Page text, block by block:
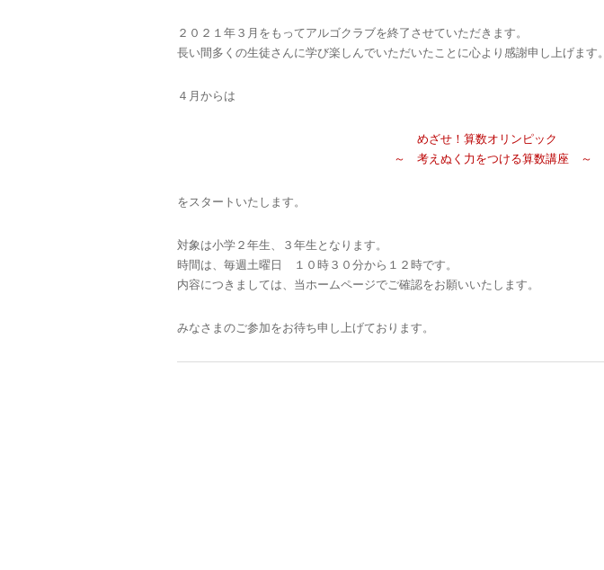
２０２１年３月をもってアルゴクラブを終了させていただきます。
長い間多くの生徒さんに学び楽しんでいただいたことに心より感謝申し上げます。
４月からは
めざせ！算数オリンピック
～ 考えぬく力をつける算数講座 ～
をスタートいたします。
対象は小学２年生、３年生となります。
時間は、毎週土曜日 １０時３０分から１２時です。
内容につきましては、当ホームページでご確認をお願いいたします。
みなさまのご参加をお待ち申し上げております。